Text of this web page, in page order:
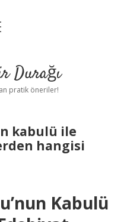
Durağı
pratik öneriler!
kabulü ile
hangisi
Kabulü